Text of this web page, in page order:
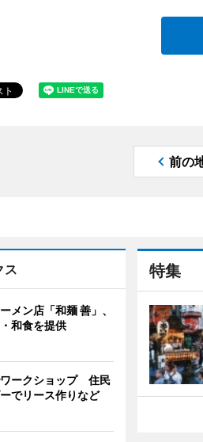
前の
特集
ス
メン店「和麺 善」、
和食を提供
ークショップ 住民
でリース作りなど